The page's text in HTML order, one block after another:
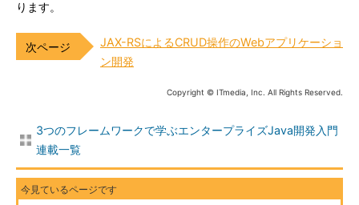
ります。
JAX-RSによるCRUD操作のWebアプリケーショ
ン開発
Copyright © ITmedia, Inc. All Rights Reserved.
3つのフレームワークで学ぶエンタープライズJava開発入門
連載一覧